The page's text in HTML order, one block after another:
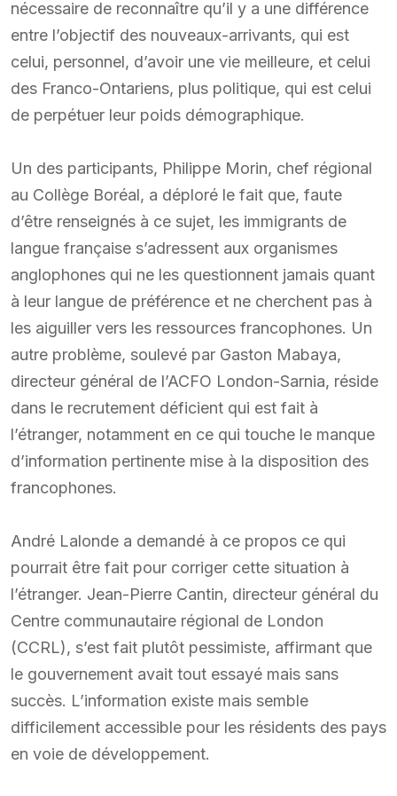
nécessaire de reconnaître qu’il y a une différence
entre l’objectif des nouveaux-arrivants, qui est
celui, personnel, d’avoir une vie meilleure, et celui
des Franco-Ontariens, plus politique, qui est celui
de perpétuer leur poids démographique.
Un des participants, Philippe Morin, chef régional
au Collège Boréal, a déploré le fait que, faute
d’être renseignés à ce sujet, les immigrants de
langue française s’adressent aux organismes
anglophones qui ne les questionnent jamais quant
à leur langue de préférence et ne cherchent pas à
les aiguiller vers les ressources francophones. Un
autre problème, soulevé par Gaston Mabaya,
directeur général de l’ACFO London-Sarnia, réside
dans le recrutement déficient qui est fait à
l’étranger, notamment en ce qui touche le manque
d’information pertinente mise à la disposition des
francophones.
André Lalonde a demandé à ce propos ce qui
pourrait être fait pour corriger cette situation à
l’étranger. Jean-Pierre Cantin, directeur général du
Centre communautaire régional de London
(CCRL), s’est fait plutôt pessimiste, affirmant que
le gouvernement avait tout essayé mais sans
succès. L’information existe mais semble
difficilement accessible pour les résidents des pays
en voie de développement.